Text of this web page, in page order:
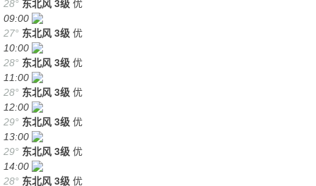
28° 东北风 3级 优
09:00
27° 东北风 3级 优
10:00
28° 东北风 3级 优
11:00
28° 东北风 3级 优
12:00
29° 东北风 3级 优
13:00
29° 东北风 3级 优
14:00
28° 东北风 3级 优